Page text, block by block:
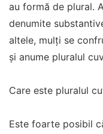
au formă de plural.
denumite
altele, mulți se
și anume pluralul
Care este pluralul
Este foarte posibil